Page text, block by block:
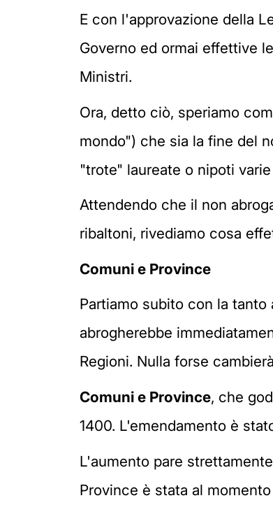
E con l'approvazione della
Governo ed ormai effettive
Ministri.
Ora, detto ciò, speriamo
mondo") che sia la fine del
"trote" laureate o nipoti
Attendendo che il non
ribaltoni, rivediamo cosa
Comuni e Province
Partiamo subito con la tanto
abrogherebbe
Regioni. Nulla forse
Comuni e Province, che
1400. L'emendamento è
L'aumento pare
Province è stata al